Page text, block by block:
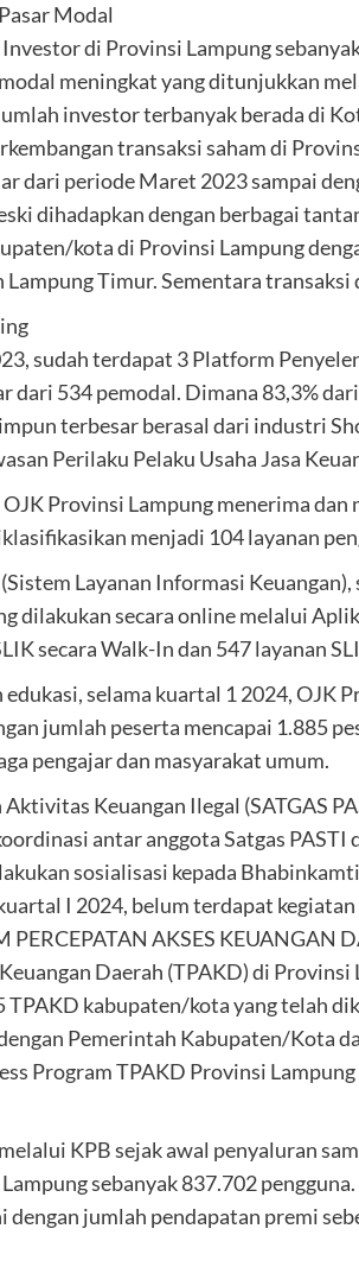
Modal
di Provinsi Lampung
meningkat yang ditunjukkan
investor terbanyak berada di
transaksi saham di
dari periode Maret 2023 sampai
dihadapkan dengan berbagai
kota di Provinsi Lampung
Lampung Timur. Sementara
sudah terdapat 3 Platform
dari 534 pemodal. Dimana 83,3%
terbesar berasal dari industri
Perilaku Pelaku Usaha Jasa
Provinsi Lampung menerima
menjadi 104 layanan
Layanan Informasi
dilakukan secara online melalui
secara Walk-In dan 547 layanan
edukasi, selama kuartal 1 2024, OJK
jumlah peserta mencapai 1.885
pengajar dan masyarakat umum.
Keuangan Ilegal (SATGAS
antar anggota Satgas
sosialisasi kepada
I 2024, belum terdapat
AKSES KEUANGAN
Daerah (TPAKD) di
TPAKD kabupaten/kota yang telah
Pemerintah Kabupaten/Kota
Program TPAKD Provinsi
KPB sejak awal penyaluran
sebanyak 837.702
dengan jumlah pendapatan premi